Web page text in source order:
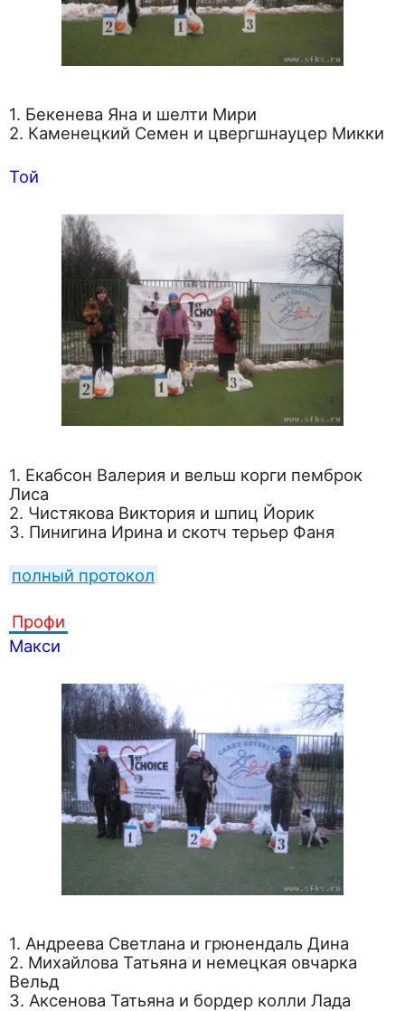
1. Бекенева Яна и шелти Мири
2. Каменецкий Семен и цвергшнауцер Микки
Той
1. Екабсон Валерия и вельш корги пемброк
Лиса
2. Чистякова Виктория и шпиц Йорик
3. Пинигина Ирина и скотч терьер Фаня
полный протокол
Профи
Макси
1. Андреева Светлана и грюнендаль Дина
2. Михайлова Татьяна и немецкая овчарка
Вельд
3. Аксенова Татьяна и бордер колли Лада